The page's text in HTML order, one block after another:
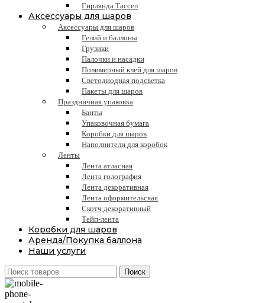
Гирлянда Тассел
Аксессуары для шаров
Аксессуары для шаров
Гелий и баллоны
Грузики
Палочки и насадки
Полимерный клей для шаров
Светодиодная подсветка
Пакеты для шаров
Праздничная упаковка
Банты
Упаковочная бумага
Коробки для шаров
Наполнители для коробок
Ленты
Лента атласная
Лента голография
Лента декоративная
Лента оформительская
Скотч декоративный
Тейп-лента
Коробки для шаров
Аренда/Покупка баллона
Наши услуги
Поиск